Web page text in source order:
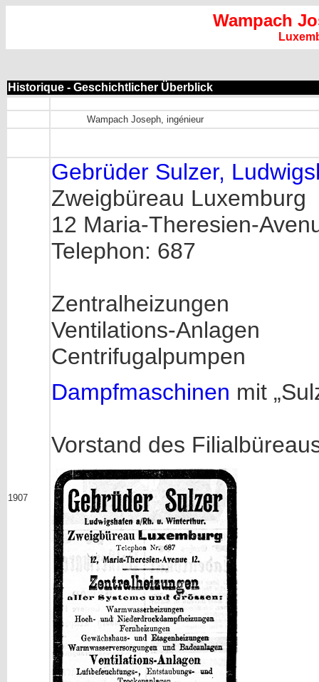
Wampach
Historique - Geschichtlicher Überblick
Wampach Joseph, ingénieur
1907
Gebrüder Sulzer,
Zweigbüreau Luxemburg
12 Maria-Theresien-
Telephon: 687
Zentralheizungen
Ventilations-Anlagen
Centrifugalpumpen
Dampfmaschinen mit
Vorstand des